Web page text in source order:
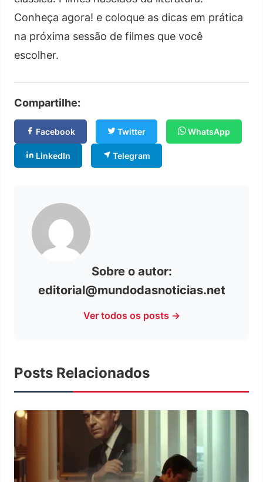
Conheça agora! e coloque as dicas em prática
na próxima sessão de filmes que você
escolher.
Compartilhe:
Facebook Twitter WhatsApp
LinkedIn Telegram
Sobre o autor:
editorial@mundodasnoticias.net
Ver todos os posts →
Posts Relacionados